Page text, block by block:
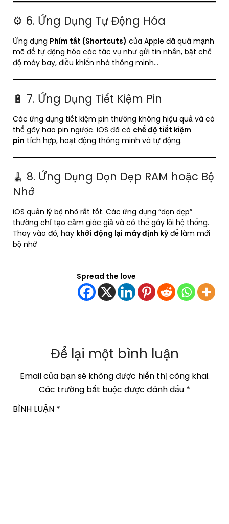
⚙️ 6. Ứng Dụng Tự Động Hóa
Ứng dụng Phím tắt (Shortcuts) của Apple đã quá mạnh
mẽ để tự động hóa các tác vụ như gửi tin nhắn, bật chế
độ máy bay, điều khiển nhà thông minh…
🔋 7. Ứng Dụng Tiết Kiệm Pin
Các ứng dụng tiết kiệm pin thường không hiệu quả và có
thể gây hao pin ngược. iOS đã có chế độ tiết kiệm
pin tích hợp, hoạt động thông minh và tự động.
🧹 8. Ứng Dụng Dọn Dẹp RAM hoặc Bộ
Nhớ
iOS quản lý bộ nhớ rất tốt. Các ứng dụng “dọn dẹp”
thường chỉ tạo cảm giác giả và có thể gây lỗi hệ thống.
Thay vào đó, hãy khởi động lại máy định kỳđể làm mới
bộ nhớ
Spread the love
Để lại một bình luận
Email của bạn sẽ không được hiển thị công khai.
Các trường bắt buộc được đánh dấu *
BÌNH LUẬN *